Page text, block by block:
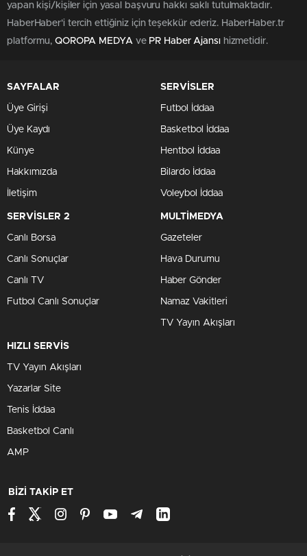
yapan kişi/kişiler için yasal başvuru hakkı saklı tutulmaktadır.
HaberHaber'i tercih ettiğiniz için teşekkür ederiz. HaberHaber.tr
platformu, QOROPA MEDYAve PR Haber Ajansıhizmetidir.
SAYFALAR
Üye Girişi
Üye Kaydı
Künye
Hakkımızda
İletişim
SERVİSLER
Futbol İddaa
Basketbol İddaa
Hentbol İddaa
Bilardo İddaa
Voleybol İddaa
SERVİSLER 2
Canlı Borsa
Canlı Sonuçlar
Canlı TV
Futbol Canlı Sonuçlar
MULTİMEDYA
Gazeteler
Hava Durumu
Haber Gönder
Namaz Vakitleri
TV Yayın Akışları
HIZLI SERVİS
TV Yayın Akışları
Yazarlar Site
Tenis İddaa
Basketbol Canlı
AMP
BİZİ TAKİP ET